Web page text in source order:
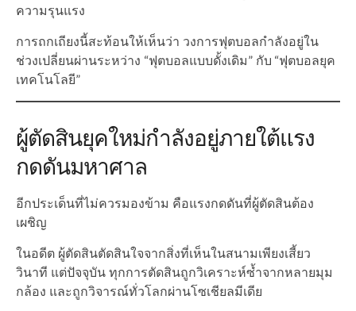
ความรุนแรง
การถกเถียงนี้สะท้อนให้เห็นว่า วงการฟุตบอลกำลังอยู่ใน
ช่วงเปลี่ยนผ่านระหว่าง “ฟุตบอลแบบดั้งเดิม” กับ “ฟุตบอลยุค
เทคโนโลยี”
ผู้ตัดสินยุคใหม่กำลังอยู่ภายใต้แรง
กดดันมหาศาล
อีกประเด็นที่ไม่ควรมองข้าม คือแรงกดดันที่ผู้ตัดสินต้อง
เผชิญ
ในอดีต ผู้ตัดสินตัดสินใจจากสิ่งที่เห็นในสนามเพียงเสี้ยว
วินาที แต่ปัจจุบัน ทุกการตัดสินถูกวิเคราะห์ซ้ำจากหลายมุม
กล้อง และถูกวิจารณ์ทั่วโลกผ่านโซเชียลมีเดีย